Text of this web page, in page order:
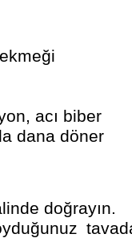
acı biber
dana döner
doğrayın.